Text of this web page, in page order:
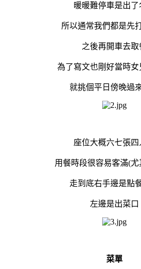
暖暖難停車是出了
所以通常我們都是先
之後再開車去取
為了寫文也剛好當時女
就挑個平日傍晚過
座位大概六七張四
用餐時段很容易客滿(
走到底右手邊是點
左邊是出菜口
菜單